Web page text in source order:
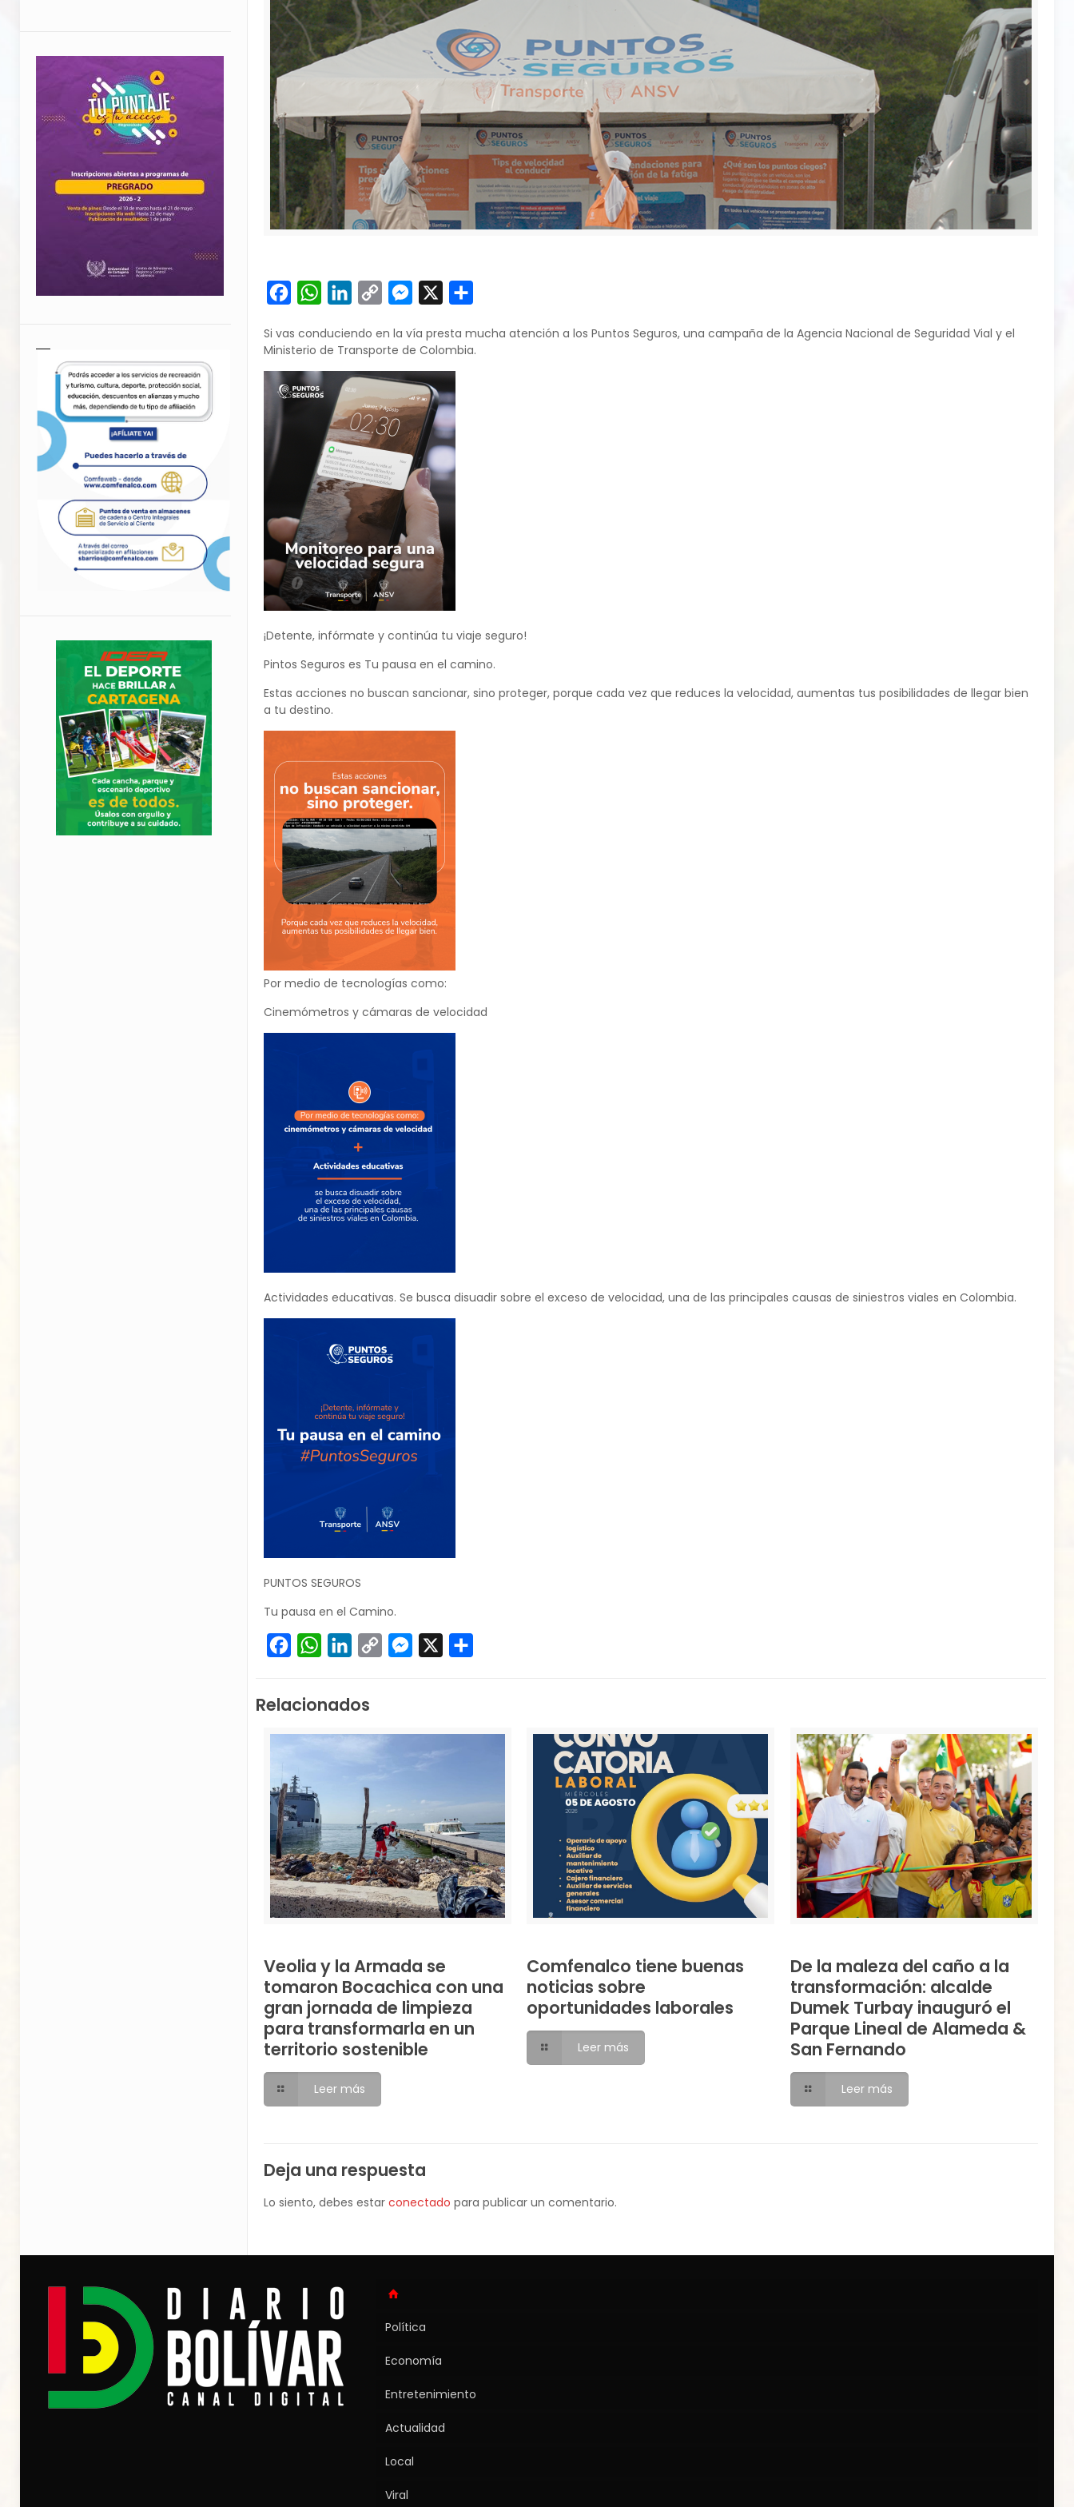
FacebookWhatsAppLinkedIn
Copy
Messenger
Si vas conduciendo en la vía presta mucha atención a los Puntos Seguros, una campaña de la Agencia Nacional de Seguridad Vial y el
Ministerio de Transporte de Colombia.
¡Detente, infórmate y continúa tu viaje seguro!
Pintos Seguros es Tu pausa en el camino.
Estas acciones no buscan sancionar, sino proteger, porque cada vez que reduces la velocidad, aumentas tus posibilidades de llegar bien
a tu destino.
Por medio de tecnologías como:
Cinemómetros y cámaras de velocidad
Actividades educativas. Se busca disuadir sobre el exceso de velocidad, una de las principales causas de siniestros viales en Colombia.
PUNTOS SEGUROS
Tu pausa en el Camino.
FacebookWhatsAppLinkedIn
Copy
Messenger
Relacionados
Veolia y la Armada se
tomaron Bocachica con una
gran jornada de limpieza
para transformarla en un
territorio sostenible
Leer más
Comfenalco tiene buenas
noticias sobre
oportunidades laborales
Leer más
De la maleza del caño a la
transformación: alcalde
Dumek Turbay inauguró el
Parque Lineal de Alameda &
San Fernando
Leer más
Deja una respuesta
Lo siento, debes estar conectado para publicar un comentario.
Política
Economía
Entretenimiento
Actualidad
Local
Viral